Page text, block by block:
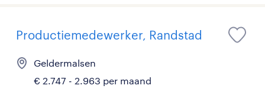
Productiemedewerker, Randstad
Geldermalsen
€ 2.747 - 2.963 per maand